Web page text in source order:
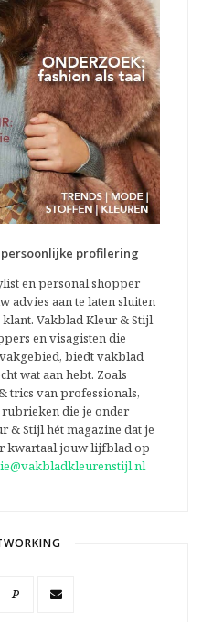
profilering
en personal shopper
advies aan te laten sluiten
Vakblad Kleur & Stijl
en visagisten die
biedt vakblad
wat aan hebt. Zoals
trics van professionals,
die je onder
& Stijl hét magazine dat je
kwartaal jouw lijfblad op
P